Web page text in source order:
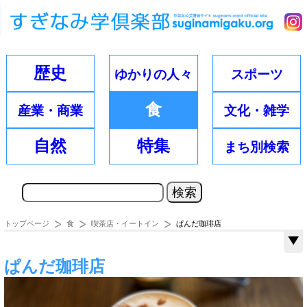
歴史 ゆかりの人々 スポーツ
産業・ 商業 食 文化・雑学
自然 特集 まち別検索
トップページ 食 喫茶店・イートイン ぱんだ珈琲店
ぱんだ珈琲店